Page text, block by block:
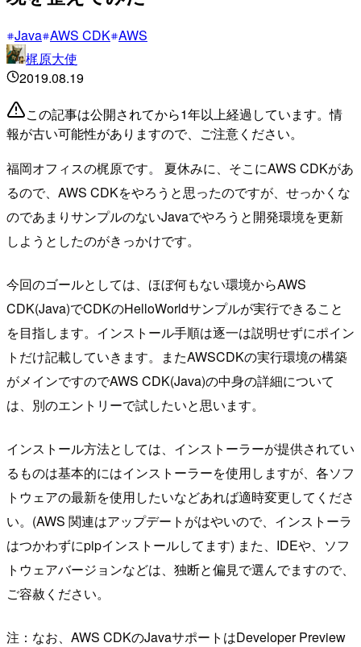
Java AWS CDK AWS
梶原大使
2019.08.19
この記事は公開されてから1年以上経過しています。情
報が古い可能性がありますので、ご注意ください。
福岡オフィスの梶原です。 夏休みに、そこにAWS CDKがあ
るので、AWS CDKをやろうと思ったのですが、せっかくな
のであまりサンプルのないJavaでやろうと開発環境を更新
しようとしたのがきっかけです。
今回のゴールとしては、ほぼ何もない環境からAWS
CDK(Java)でCDKのHelloWorldサンプルが実行できること
を目指します。インストール手順は逐一は説明せずにポイン
トだけ記載していきます。またAWSCDKの実行環境の構築
がメインですのでAWS CDK(Java)の中身の詳細について
は、別のエントリーで試したいと思います。
インストール方法としては、インストーラーが提供されてい
るものは基本的にはインストーラーを使用しますが、各ソフ
トウェアの最新を使用したいなどあれば適時変更してくださ
い。(AWS 関連はアップデートがはやいので、インストーラ
はつかわずにpipインストールしてます) また、IDEや、ソフ
トウェアバージョンなどは、独断と偏見で選んでますので、
ご容赦ください。
注：なお、AWS CDKのJavaサポートはDeveloper Preview